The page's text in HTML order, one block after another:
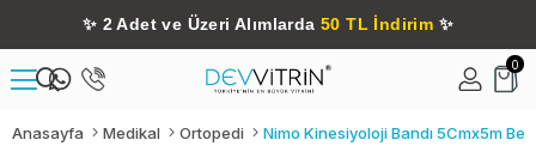
✨ 2 Adet ve Üzeri Alımlarda 50 TL İndirim ✨
0
Anasayfa Medikal Ortopedi Nimo Kinesiyoloji Bandı 5Cmx5m Bej